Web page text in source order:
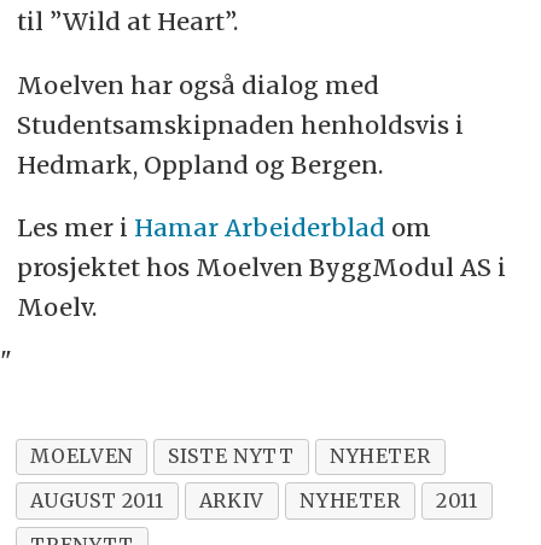
til ”Wild at Heart”.
Moelven har også dialog med
Studentsamskipnaden henholdsvis i
Hedmark, Oppland og Bergen.
Les mer i Hamar Arbeiderbladom
prosjektet hos Moelven ByggModul AS i
Moelv.
"
MOELVEN SISTE NYTT
NYHETER
AUGUST 2011
ARKIV NYHETER
2011